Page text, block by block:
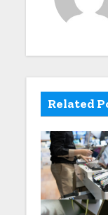
j
a
w
p
i
Related